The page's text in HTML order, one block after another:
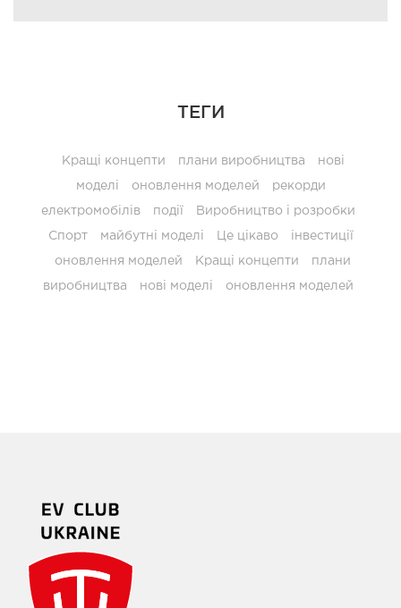
ТЕГИ
Кращі концепти плани виробництва нові
моделі оновлення моделей рекорди
електромобілів події Виробництво і розробки
Спорт майбутні моделі Це цікаво інвестиції
оновлення моделей Кращі концепти плани
виробництва нові моделі оновлення моделей